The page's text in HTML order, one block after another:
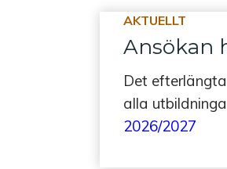
AKTUELLT
Ansökan
Det
alla
2026/2027